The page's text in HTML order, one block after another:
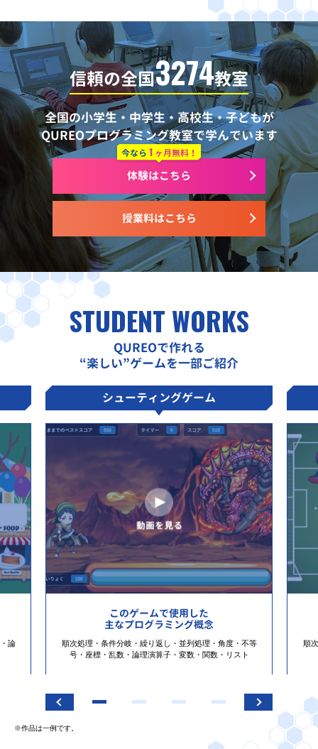
信頼の全国3274教室
全国の小学生・中学生・高校生・子どもが
QUREOプログラミング教室で学んでいます
授業料はこちら
今なら 1 ヶ月無料！
体験はこちら
STUDENT WORKS
QUREOで作れる
“楽しい”ゲームを一部ご紹介
論
シューティングゲーム
このゲームで使用した
主なプログラミング概念
順次処理・条件分岐・繰り返し・並列処理・角度・不等
号・座標・乱数・論理演算子・変数・関数・リスト
順
※作品は一例です。